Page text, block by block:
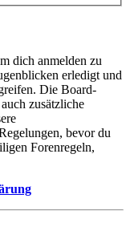
dich anmelden zu
erledigt und
Die Board-
zusätzliche
bevor du
Forenregeln,